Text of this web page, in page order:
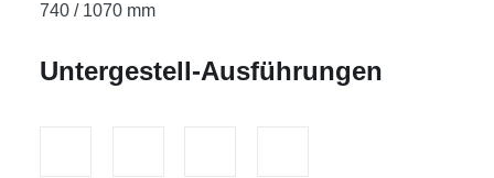
740 / 1070 mm
Untergestell-Ausführungen